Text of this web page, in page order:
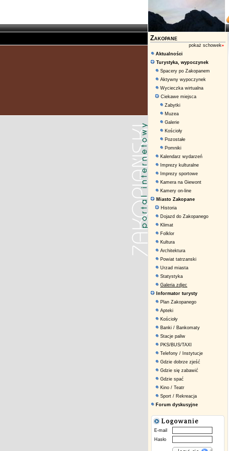
Zakopane
pokaż schowek»
Aktualności
Turystyka, wypoczynek
Spacery po Zakopanem
Aktywny wypoczynek
Wycieczka wirtualna
Ciekawe miejsca
Zabytki
Muzea
Galerie
Kościoły
Pozostałe
Pomniki
Kalendarz wydarzeń
Imprezy kulturalne
Imprezy sportowe
Kamera na Giewont
Kamery on-line
Miasto Zakopane
Historia
Dojazd do Zakopanego
Klimat
Folklor
Kultura
Architektura
Powiat tatrzanski
Urzad miasta
Statystyka
Galeria zdjec
Informator turysty
Plan Zakopanego
Apteki
Kościoły
Banki / Bankomaty
Stacje paliw
PKS/BUS/TAXI
Telefony / Instytucje
Gdzie dobrze zjeść
Gdzie się zabawić
Gdzie spać
Kino / Teatr
Sport / Rekreacja
Forum dyskusyjne
E-mail
Hasło